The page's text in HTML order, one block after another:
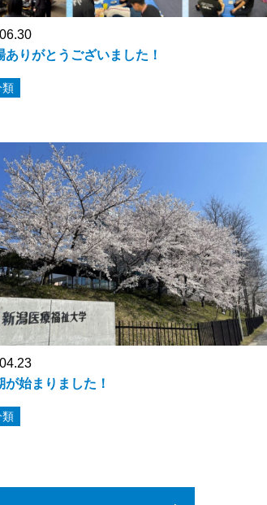
ありがとうございました！
類
が始まりました！
類